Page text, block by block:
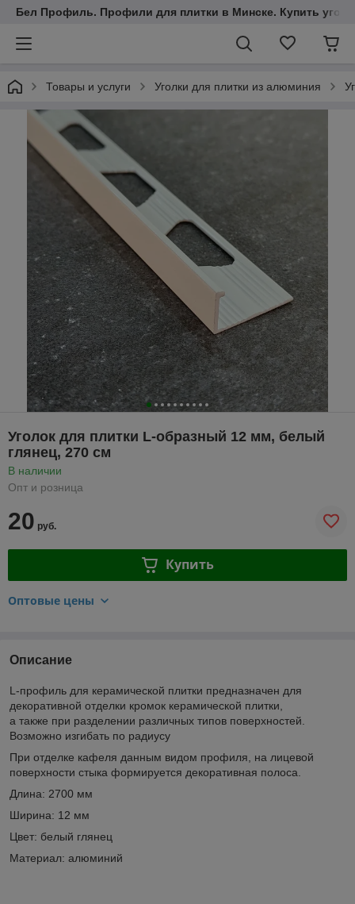
Бел Профиль. Профили для плитки в Минске. Купить
Товары и услуги Уголки для плитки из алюминия
Уголок для плитки L-образный 12 мм, белый
глянец, 270 см
В наличии
Опт и розница
20 руб.
Купить
Оптовые цены
Описание
L-профиль для керамической плитки предназначен для
декоративной отделки кромок керамической плитки,
а также при разделении различных типов поверхностей.
Возможно изгибать по радиусу
При отделке кафеля данным видом профиля, на лицевой
поверхности стыка формируется декоративная полоса.
Длина: 2700 мм
Ширина: 12 мм
Цвет: белый глянец
Материал: алюминий